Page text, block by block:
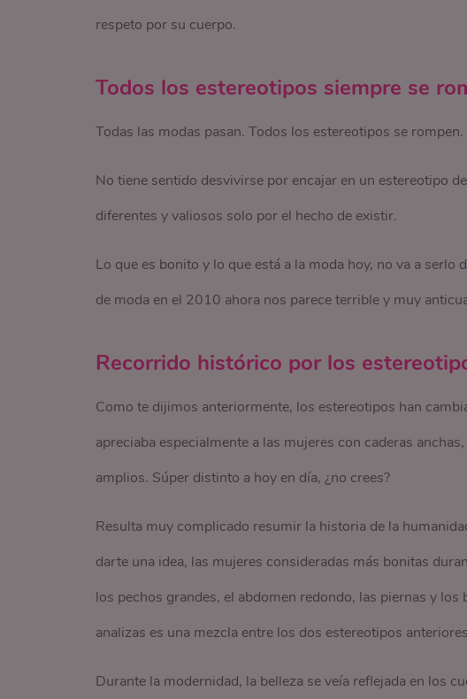
respeto por su cuerpo.
Todos los estereotipos siempre se
Todas las modas pasan. Todos los estereotipos se
No tiene sentido desvivirse por encajar en un estereotipo
diferentes y valiosos solo por el hecho de existir.
Lo que es bonito y lo que está a la moda hoy, no va a
de moda en el 2010 ahora nos parece terrible y muy
Recorrido histórico por los
Como te dijimos anteriormente, los estereotipos han
apreciaba especialmente a las mujeres con caderas
amplios. Súper distinto a hoy en día, ¿no crees?
Resulta muy complicado resumir la historia de la
darte una idea, las mujeres consideradas más bonitas
los pechos grandes, el abdomen redondo, las piernas y
analizas es una mezcla entre los dos estereotipos
Durante la modernidad, la belleza se veía reflejada en los